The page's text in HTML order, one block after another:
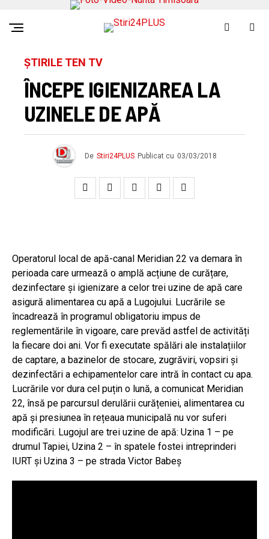
ȘTIRILE TEN TV
ÎNCEPE IGIENIZAREA LA
UZINELE DE APĂ
De Stiri24PLUS Publicat cu 03/03/2018
Operatorul local de apă-canal Meridian 22 va demara în
perioada care urmează o amplă acțiune de curățare,
dezinfectare și igienizare a celor trei uzine de apă care
asigură alimentarea cu apă a Lugojului. Lucrările se
încadrează în programul obligatoriu impus de
reglementările în vigoare, care prevăd astfel de activități
la fiecare doi ani. Vor fi executate spălări ale instalațiilor
de captare, a bazinelor de stocare, zugrăviri, vopsiri și
dezinfectări a echipamentelor care intră în contact cu apa.
Lucrările vor dura cel puțin o lună, a comunicat Meridian
22, însă pe parcursul derulării curățeniei, alimentarea cu
apă și presiunea în rețeaua municipală nu vor suferi
modificări. Lugojul are trei uzine de apă: Uzina 1 – pe
drumul Tapiei, Uzina 2 – în spatele fostei intreprinderi
IURT și Uzina 3 – pe strada Victor Babeș